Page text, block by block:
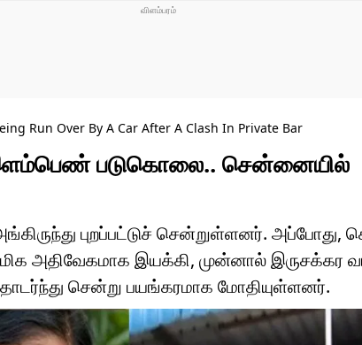
Run Over By A Car After A Clash In Private Bar
இளம்பெண் படுகொலை.. சென்னையில்
புறப்பட்டுச் சென்றுள்ளனர். அப்போது,
மிக அதிவேகமாக இயக்கி, முன்னால் இருசக்கர
சென்று பயங்கரமாக மோதியுள்ளனர்.